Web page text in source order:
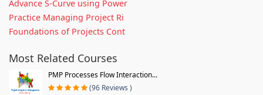
Advance S-Curve using Power
Practice Managing Project Ri
Foundations of Projects Cont
Most Related Courses
PMP Processes Flow Interaction...
(96 Reviews )